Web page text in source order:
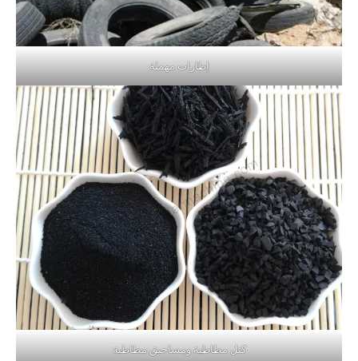
إطارات مهملة
كتل مطاطية ومساحيق مطاطية